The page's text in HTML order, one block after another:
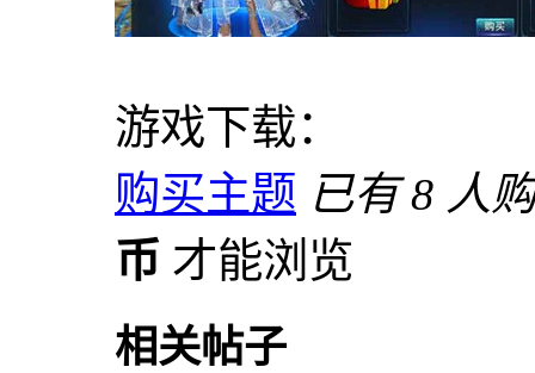
游戏下载：
购买主题 已有 8 人
币 才能浏览
相关帖子